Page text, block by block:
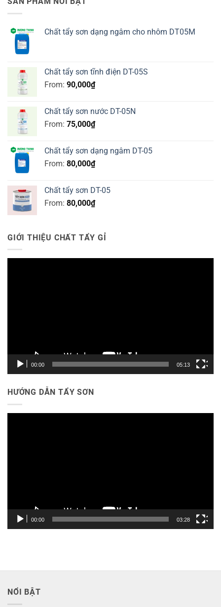
Chất tẩy sơn dạng ngâm cho nhôm DT05M
Chất tẩy sơn tĩnh điện DT-05S
From: 90,000₫
Chất tẩy sơn nước DT-05N
From: 75,000₫
Chất tẩy sơn dạng ngâm DT-05
From: 80,000₫
Chất tẩy sơn DT-05
From: 80,000₫
GIỚI THIỆU CHẤT TẨY GỈ
00:00 05:13
HƯỚNG DẪN TẨY SƠN
00:00 03:28
NỔI BẬT